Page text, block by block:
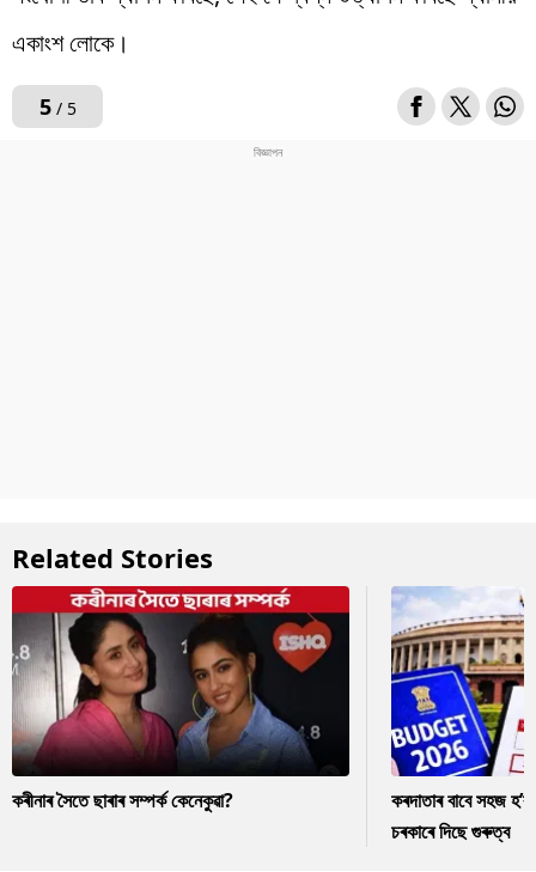
একাংশ লোকে।
5/ 5
Related Stories
কৰীনাৰ সৈতে ছাৰাৰ সম্পৰ্ক কেনেকুৱা?
কৰদাতাৰ বাবে সহজ
চৰকাৰে দিছে গুৰুত্ব